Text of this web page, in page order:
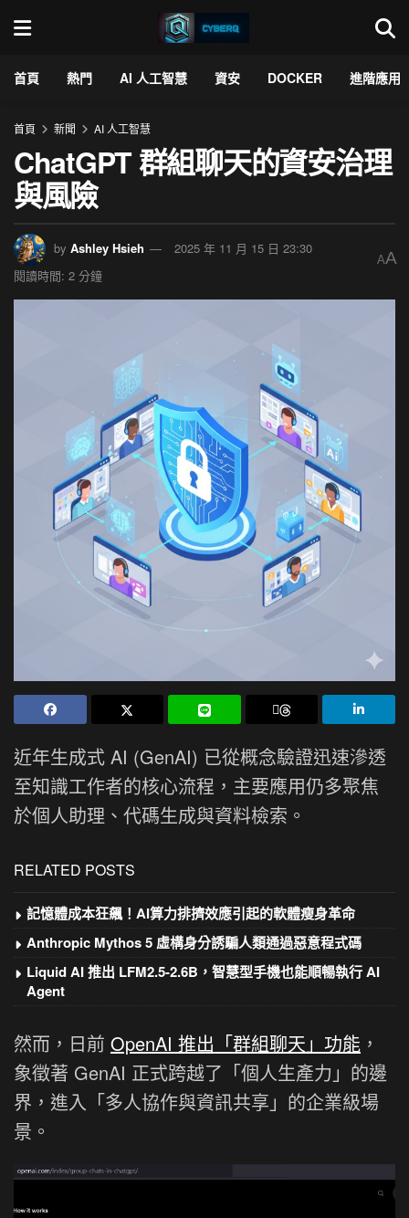
首頁 熱門 AI 人工智慧 資安 DOCKER 進階應用
首頁 新聞 AI 人工智慧
ChatGPT 群組聊天的資安治理
與風險
by Ashley Hsieh
2025 年 11 月 15 日 23:30
閱讀時間: 2 分鐘
AA
近年生成式 AI (GenAI) 已從概念驗證迅速滲透
至知識工作者的核心流程，主要應用仍多聚焦
於個人助理、代碼生成與資料檢索。
RELATED POSTS
記憶體成本狂飆！AI算力排擠效應引起的軟體瘦身革命
Anthropic Mythos 5 虛構身分誘騙人類通過惡意程式碼
Liquid AI 推出 LFM2.5-2.6B，智慧型手機也能順暢執行 AI
Agent
然而，日前 OpenAI 推出「群組聊天」功能 ，
象徵著 GenAI 正式跨越了「個人生產力」的邊
界，進入「多人協作與資訊共享」的企業級場
景。